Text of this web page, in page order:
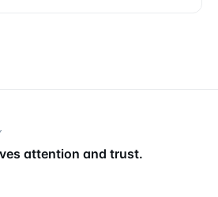
attention and trust.